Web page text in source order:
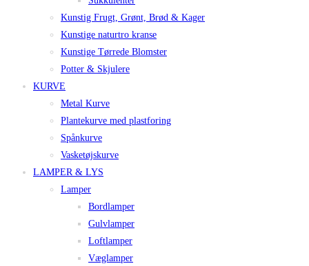
Kunstig Frugt, Grønt, Brød & Kager
Kunstige naturtro kranse
Kunstige Tørrede Blomster
Potter & Skjulere
KURVE
Metal Kurve
Plantekurve med plastforing
Spånkurve
Vasketøjskurve
LAMPER & LYS
Lamper
Bordlamper
Gulvlamper
Loftlamper
Væglamper